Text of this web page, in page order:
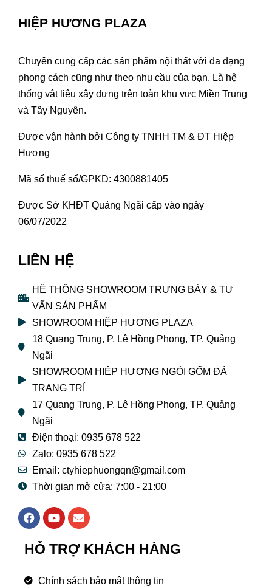
HIỆP HƯƠNG PLAZA
Chuyên cung cấp các sản phẩm nội thất với đa dạng
phong cách cũng như theo nhu cầu của bạn. Là hệ
thống vật liệu xây dựng trên toàn khu vực Miền Trung
và Tây Nguyên.
Được vận hành bởi Công ty TNHH TM & ĐT Hiệp
Hương
Mã số thuế số/GPKD: 4300881405
Được Sở KHĐT Quảng Ngãi cấp vào ngày
06/07/2022
LIÊN HỆ
HỆ THỐNG SHOWROOM TRƯNG BÀY & TƯ
VẤN SẢN PHẨM
SHOWROOM HIỆP HƯƠNG PLAZA
18 Quang Trung, P. Lê Hồng Phong, TP. Quảng
Ngãi
SHOWROOM HIỆP HƯƠNG NGÓI GỐM ĐÁ
TRANG TRÍ
17 Quang Trung, P. Lê Hồng Phong, TP. Quảng
Ngãi
Điện thoại: 0935 678 522
Zalo: 0935 678 522
Email: ctyhiephuongqn@gmail.com
Thời gian mở cửa: 7:00 - 21:00
F
a
e
b
o
Y
o
t
u
e
E
n
e
l
p
HỖ TRỢ KHÁCH HÀNG
Chính sách bảo mật thông tin